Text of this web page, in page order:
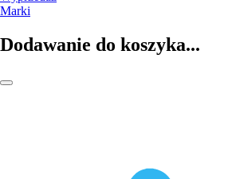
Marki
Dodawanie do koszyka...